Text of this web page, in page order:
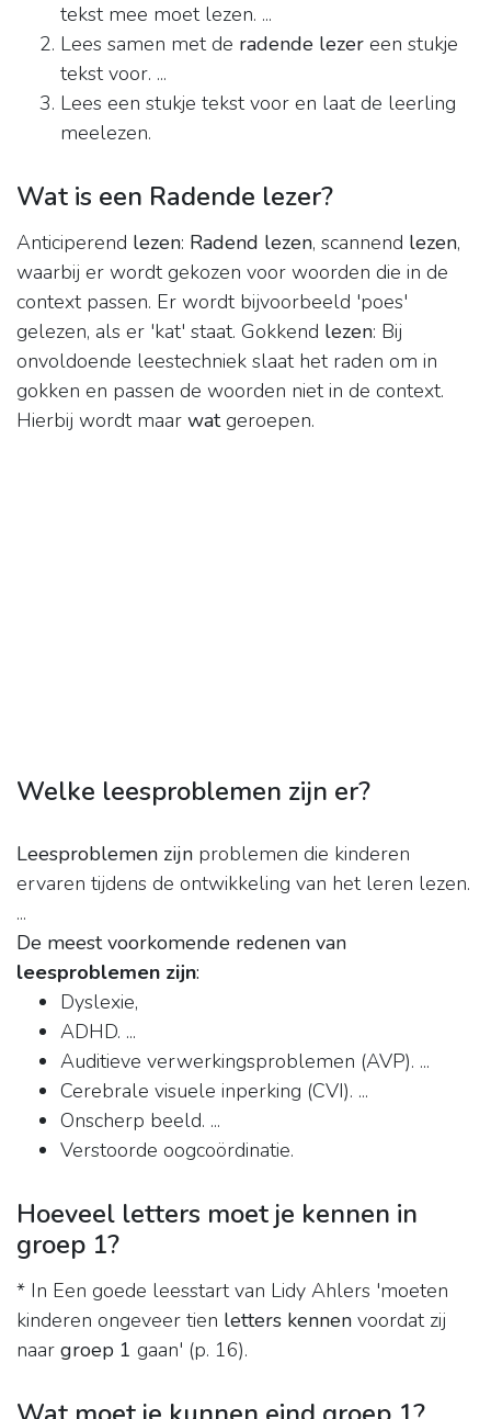
tekst mee moet lezen. ...
Lees samen met de radende lezer een stukje
tekst voor. ...
Lees een stukje tekst voor en laat de leerling
meelezen.
Wat is een Radende lezer?
Anticiperend lezen: Radend lezen, scannend lezen,
waarbij er wordt gekozen voor woorden die in de
context passen. Er wordt bijvoorbeeld 'poes'
gelezen, als er 'kat' staat. Gokkend lezen: Bij
onvoldoende leestechniek slaat het raden om in
gokken en passen de woorden niet in de context.
Hierbij wordt maar watgeroepen.
Welke leesproblemen zijn er?
Leesproblemen zijn problemen die kinderen
ervaren tijdens de ontwikkeling van het leren lezen.
...
De meest voorkomende redenen van
leesproblemen zijn:
Dyslexie,
ADHD. ...
Auditieve verwerkingsproblemen (AVP). ...
Cerebrale visuele inperking (CVI). ...
Onscherp beeld. ...
Verstoorde oogcoördinatie.
Hoeveel letters moet je kennen in
groep 1?
* In Een goede leesstart van Lidy Ahlers 'moeten
kinderen ongeveer tien letters kennen voordat zij
naar groep 1 gaan' (p. 16).